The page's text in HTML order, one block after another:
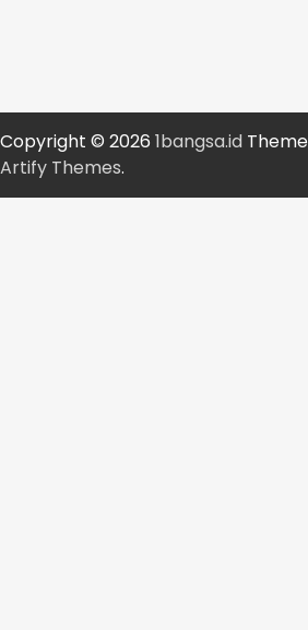
Copyright © 2026 1bangsa.id
Artify Themes.